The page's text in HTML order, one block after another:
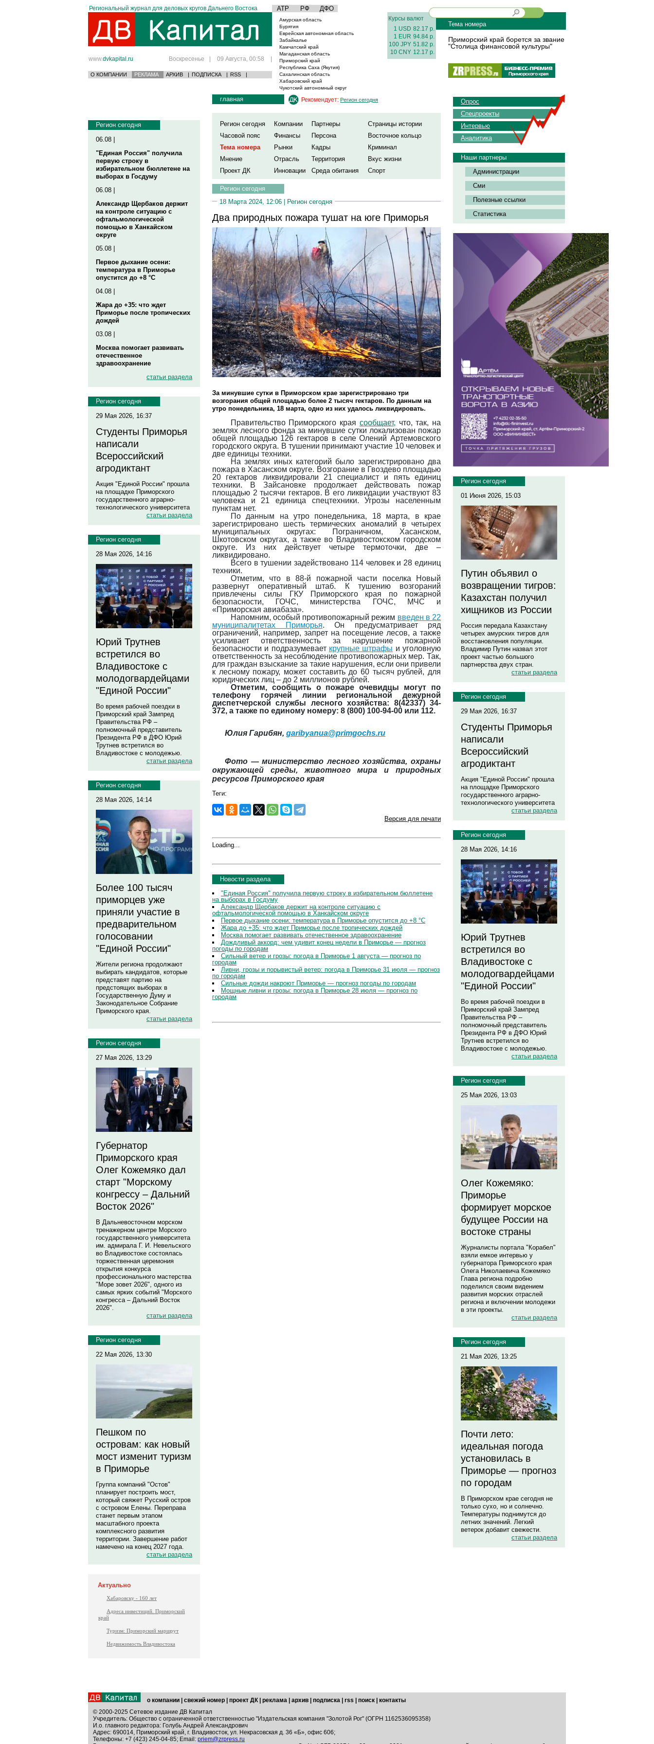
Региональный журнал для деловых кругов Дальнего Востока АТР РФ ДФО
www.dvkapital.ru Воскресенье | 09 Августа, 00:58 |
О КОМПАНИИ РЕКЛАМА АРХИВ | ПОДПИСКА | RSS |
Амурская область
Бурятия
Еврейская автономная область
Забайкалье
Камчатский край
Магаданская область
Приморский край
Республика Саха (Якутия)
Сахалинская область
Хабаровский край
Чукотский автономный округ
Курсы валют
1 USD 82.17 р.
1 EUR 94.84 р.
100 JPY 51.82 р.
10 CNY 12.17 р.
Тема номера
Приморский край борется за звание
"Столица финансовой культуры"
Регион сегодня
06.08 |
"Единая Россия" получила
первую строку в
избирательном бюллетене на
выборах в Госдуму
06.08 |
Александр Щербаков держит
на контроле ситуацию с
офтальмологической
помощью в Ханкайском
округе
05.08 |
Первое дыхание осени:
температура в Приморье
опустится до +8 °C
04.08 |
Жара до +35: что ждет
Приморье после тропических
дождей
03.08 |
Москва помогает развивать
отечественное
здравоохранение
статьи раздела
Регион сегодня
29 Мая 2026, 16:37
Студенты Приморья
написали
Всероссийский
агродиктант
Акция "Единой России" прошла
на площадке Приморского
государственного аграрно-
технологического университета
статьи раздела
Регион сегодня
28 Мая 2026, 14:16
Юрий Трутнев
встретился во
Владивостоке с
молодогвардейцами
"Единой России"
Во время рабочей поездки в
Приморский край Зампред
Правительства РФ –
полномочный представитель
Президента РФ в ДФО Юрий
Трутнев встретился во
Владивостоке с молодежью.
статьи раздела
Регион сегодня
28 Мая 2026, 14:14
Более 100 тысяч
приморцев уже
приняли участие в
предварительном
голосовании
"Единой России"
Жители региона продолжают
выбирать кандидатов, которые
представят партию на
предстоящих выборах в
Государственную Думу и
Законодательное Собрание
Приморского края.
статьи раздела
Регион сегодня
27 Мая 2026, 13:29
Губернатор
Приморского края
Олег Кожемяко дал
старт "Морскому
конгрессу – Дальний
Восток 2026"
В Дальневосточном морском
тренажерном центре Морского
государственного университета
им. адмирала Г. И. Невельского
во Владивостоке состоялась
торжественная церемония
открытия конкурса
профессионального мастерства
"Море зовет 2026", одного из
самых ярких событий "Морского
конгресса – Дальний Восток
2026".
статьи раздела
Регион сегодня
22 Мая 2026, 13:30
Пешком по
островам: как новый
мост изменит туризм
в Приморье
Группа компаний "Остов"
планирует построить мост,
который свяжет Русский остров
с островом Елены. Переправа
станет первым этапом
масштабного проекта
комплексного развития
территории. Завершение работ
намечено на конец 2027 года.
статьи раздела
Актуально
Хабаровску - 160 лет
Адреса инвестиций. Приморский
край
Туризм: Приморский маршрут
Недвижимость Владивостока
главная Рекомендует: Регион сегодня
Регион сегодня Компании Партнеры
Страницы истории
Часовой пояс
Финансы Персона
Восточное кольцо
Тема номера
Рынки Кадры
Криминал
Мнение
Отрасль Территория
Вкус жизни
Проект ДК
Инновации Среда обитания Спорт
Регион сегодня
18 Марта 2024, 12:06 | Регион сегодня
Два природных пожара тушат на юге Приморья
За минувшие сутки в Приморском крае зарегистрировано три
возгорания общей площадью более 2 тысяч гектаров. По данным на
утро понедельника, 18 марта, одно из них удалось ликвидировать.
Правительство Приморского края сообщает, что, так, на
землях лесного фонда за минувшие сутки локализован пожар
общей площадью 126 гектаров в селе Олений Артемовского
городского округа. В тушении принимают участие 10 человек и
две единицы техники.
На землях иных категорий было зарегистрировано два
пожара в Хасанском округе. Возгорание в Гвоздево площадью
20 гектаров ликвидировали 21 специалист и пять единиц
техники. В Зайсановке продолжает действовать пожар
площадью 2 тысячи гектаров. В его ликвидации участвуют 83
человека и 21 единица спецтехники. Угрозы населенным
пунктам нет.
По данным на утро понедельника, 18 марта, в крае
зарегистрировано шесть термических аномалий в четырех
муниципальных округах: Пограничном, Хасанском,
Шкотовском округах, а также во Владивостокском городском
округе. Из них действует четыре термоточки, две –
ликвидировано.
Всего в тушении задействовано 114 человек и 28 единиц
техники.
Отметим, что в 88-й пожарной части поселка Новый
развернут оперативный штаб. К тушению возгораний
привлечены силы ГКУ Приморского края по пожарной
безопасности, ГОЧС, министерства ГОЧС, МЧС и
«Приморская авиабаза».
Напомним, особый противопожарный режим введен в 22
муниципалитетах Приморья. Он предусматривает ряд
ограничений, например, запрет на посещение лесов, а также
усиливает ответственность за нарушение пожарной
безопасности и подразумевает крупные штрафы и уголовную
ответственность за несоблюдение противопожарных мер. Так,
для граждан взыскание за такие нарушения, если они привели
к лесному пожару, может составить до 60 тысяч рублей, для
юридических лиц – до 2 миллионов рублей.
Отметим, сообщить о пожаре очевидцы могут по
телефону горячей линии региональной дежурной
диспетчерской службы лесного хозяйства: 8(42337) 34-
372, а также по единому номеру: 8 (800) 100-94-00 или 112.
Юлия Гарибян, garibyanua@primgochs.ru
Фото — министерство лесного хозяйства, охраны
окружающей среды, животного мира и природных
ресурсов Приморского края
Теги:
Версия для печати
Loading...
Новости раздела
"Единая Россия" получила первую строку в избирательном бюллетене
на выборах в Госдуму
Александр Щербаков держит на контроле ситуацию с
офтальмологической помощью в Ханкайском округе
Первое дыхание осени: температура в Приморье опустится до +8 °C
Жара до +35: что ждет Приморье после тропических дождей
Москва помогает развивать отечественное здравоохранение
Дождливый аккорд: чем удивит конец недели в Приморье — прогноз
погоды по городам
Сильный ветер и грозы: погода в Приморье 1 августа — прогноз по
городам
Ливни, грозы и порывистый ветер: погода в Приморье 31 июля — прогноз
по городам
Сильные дожди накроют Приморье — прогноз погоды по городам
Мощные ливни и грозы: погода в Приморье 28 июля — прогноз по
городам
Опрос
Спецпроекты
Интервью
Аналитика
Наши партнеры
Администрации
Сми
Полезные ссылки
Статистика
Регион сегодня
01 Июня 2026, 15:03
Путин объявил о
возвращении тигров:
Казахстан получил
хищников из России
Россия передала Казахстану
четырех амурских тигров для
восстановления популяции.
Владимир Путин назвал этот
проект частью большого
партнерства двух стран.
статьи раздела
Регион сегодня
29 Мая 2026, 16:37
Студенты Приморья
написали
Всероссийский
агродиктант
Акция "Единой России" прошла
на площадке Приморского
государственного аграрно-
технологического университета
статьи раздела
Регион сегодня
28 Мая 2026, 14:16
Юрий Трутнев
встретился во
Владивостоке с
молодогвардейцами
"Единой России"
Во время рабочей поездки в
Приморский край Зампред
Правительства РФ –
полномочный представитель
Президента РФ в ДФО Юрий
Трутнев встретился во
Владивостоке с молодежью.
статьи раздела
Регион сегодня
25 Мая 2026, 13:03
Олег Кожемяко:
Приморье
формирует морское
будущее России на
востоке страны
Журналисты портала "Корабел"
взяли емкое интервью у
губернатора Приморского края
Олега Николаевича Кожемяко
Глава региона подробно
поделился своим видением
развития морских отраслей
региона и включении молодежи
в эти проекты.
статьи раздела
Регион сегодня
21 Мая 2026, 13:25
Почти лето:
идеальная погода
установилась в
Приморье — прогноз
по городам
В Приморском крае сегодня не
только сухо, но и солнечно.
Температуры поднимутся до
летних значений. Легкий
ветерок добавит свежести.
статьи раздела
о компании свежий номер проект ДК реклама архив подписка rss поиск
контакты
© 2000-2025 Сетевое издание ДВ Капитал
Учредитель: Общество с ограниченной ответственностью "Издательская компания "Золотой Рог" (ОГРН 1162536095358)
И.о. главного редактора: Голубь Андрей Александрович
Адрес: 690014, Приморский край, г. Владивосток, ул. Некрасовская д. 36 «Б», офис 606;
Телефоны: +7 (423) 245-04-85; Email: priem@zrpress.ru